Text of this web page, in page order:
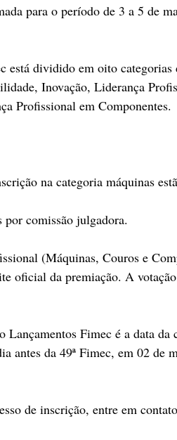
para o período de 3 a 5 de
está dividido em oito
Inovação, Liderança
Profissional em Componentes.
na categoria máquinas
por comissão julgadora.
(Máquinas, Couros e
oficial da premiação. A
Lançamentos Fimec é a data
antes da 49ª Fimec, em 02 de
de inscrição, entre em